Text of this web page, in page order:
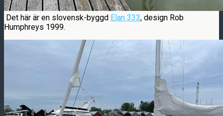
Det här är en slovensk-byggd Elan 333, design Rob
Humphreys 1999.